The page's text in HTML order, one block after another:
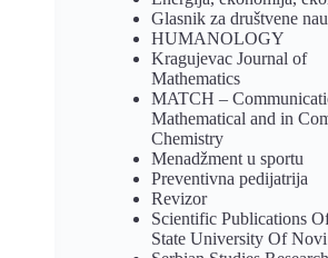
Glasnik za društvene
HUMANOLOGY
Kragujevac Journal of
Mathematics
MATCH –
Mathematical and in
Chemistry
Menadžment u sportu
Preventivna pedijatrija
Revizor
Scientific Publications
State University Of Novi